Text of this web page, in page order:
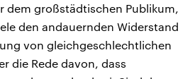
dem großstädtischen Publikum,
den andauernden Widerstand
von gleichgeschlechtlichen
die Rede davon, dass